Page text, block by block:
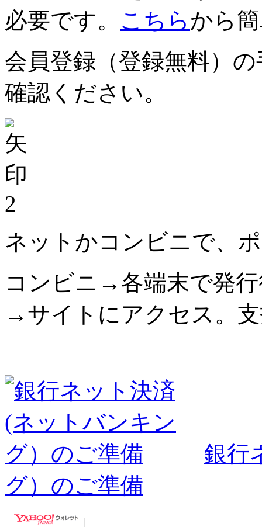
必要です。 こちらから
会員登録（登録無料）
確認ください。
2
ネットかコンビニで、
コンビニ→各端末で発
→サイトにアクセス。
銀行
グ）のご準備